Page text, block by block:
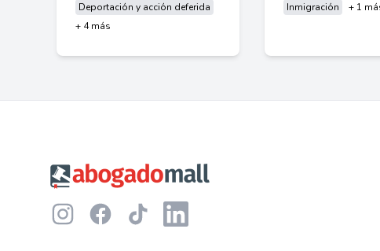
Deportación y acción deferida
+ 4 más
Inmigración
+ 1
InstagramFacebookTikTok LinkedIn